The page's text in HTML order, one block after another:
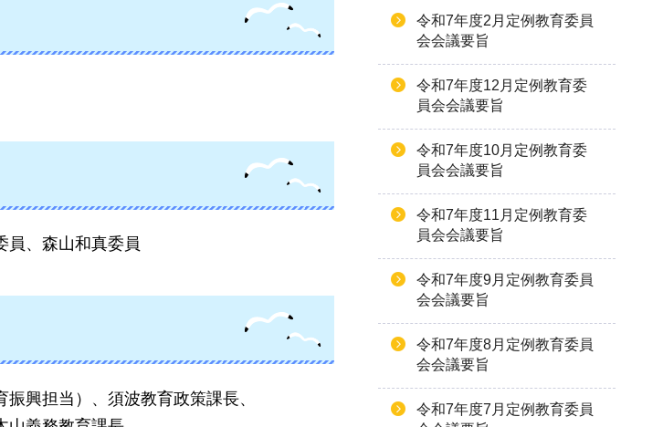
員、森山和真委員
振興担当）、須波教育政策課長、
令和7年度2月定例教育委員
会会議要旨
令和7年度12月定例教育委
員会会議要旨
令和7年度10月定例教育委
員会会議要旨
令和7年度11月定例教育委
員会会議要旨
令和7年度9月定例教育委員
会会議要旨
令和7年度8月定例教育委員
会会議要旨
令和7年度7月定例教育委員